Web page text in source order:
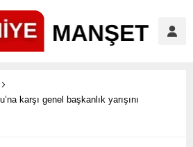
karşı genel başkanlık yarışını